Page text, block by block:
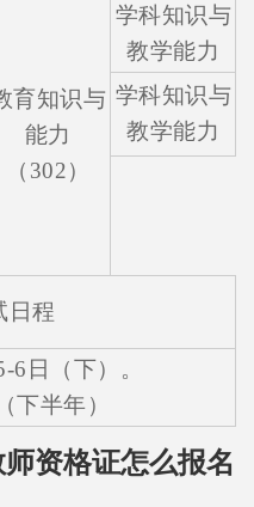
育知识与
能力
（302）
学科知识与
教学能力
学科知识与
教学能力
日程
6日（下）。
下半年）
资格证怎么报名